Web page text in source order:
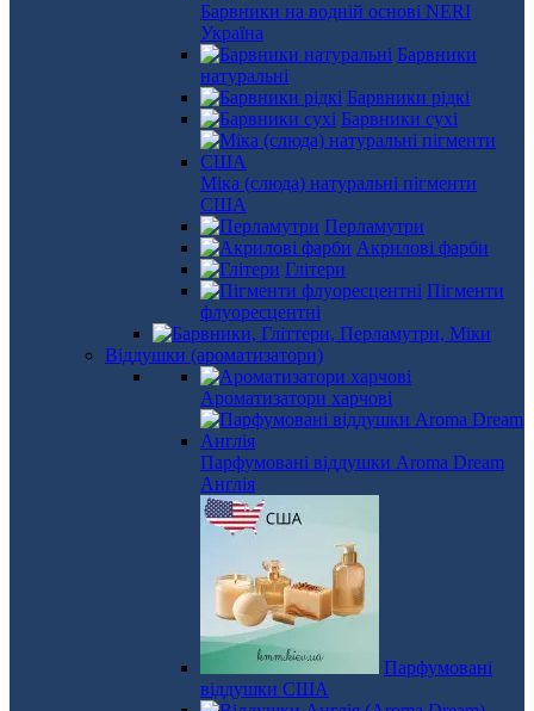
Барвники на водній основі NERI
Україна
Барвники
натуральні
Барвники рідкі
Барвники сухі
Міка (слюда) натуральні пігменти
США
Перламутри
Акрилові фарби
Глітери
Пігменти
флуоресцентні
Віддушки (ароматизатори)
Ароматизатори харчові
Парфумовані віддушки Aroma Dream
Англія
Парфумовані
віддушки США